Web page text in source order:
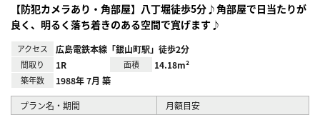
【防犯カメラあり・角部屋】八丁堀徒歩5分♪角部屋で日当たりが
良く、明るく落ち着きのある空間で寛げます♪
アクセス 広島電鉄本線「銀山町駅」徒歩2分
間取り 1R 面積 14.18m²
築年数 1988年 7月 築
プラン名・期間 月額目安